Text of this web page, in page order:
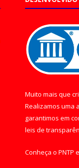
Muito mais que
Realizamos uma
garantimos em
leis de
Conheça o PNTP